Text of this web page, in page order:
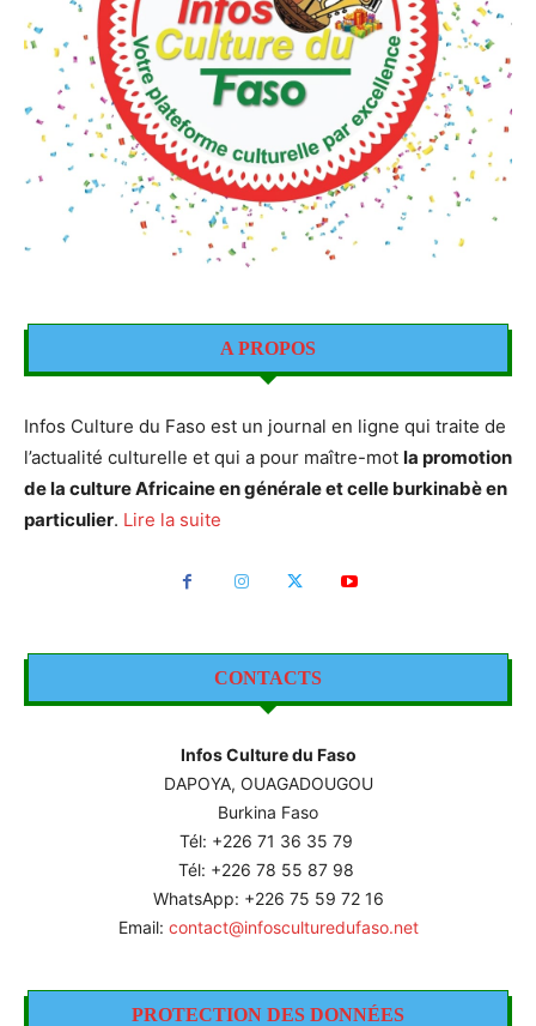
A PROPOS
Infos Culture du Faso est un journal en ligne qui traite de
l’actualité culturelle et qui a pour maître-mot la promotion
de la culture Africaine en générale et celle burkinabè en
particulier. Lire la suite
CONTACTS
Infos Culture du Faso
DAPOYA, OUAGADOUGOU
Burkina Faso
Tél: +226 71 36 35 79
Tél: +226 78 55 87 98
WhatsApp: +226 75 59 72 16
Email: contact@infosculturedufaso.net
PROTECTION DES DONNÉES